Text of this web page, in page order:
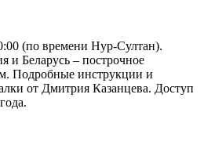
(по времени Нур-Султан).
и Беларусь – построчное
Подробные инструкции и
от Дмитрия Казанцева. Доступ